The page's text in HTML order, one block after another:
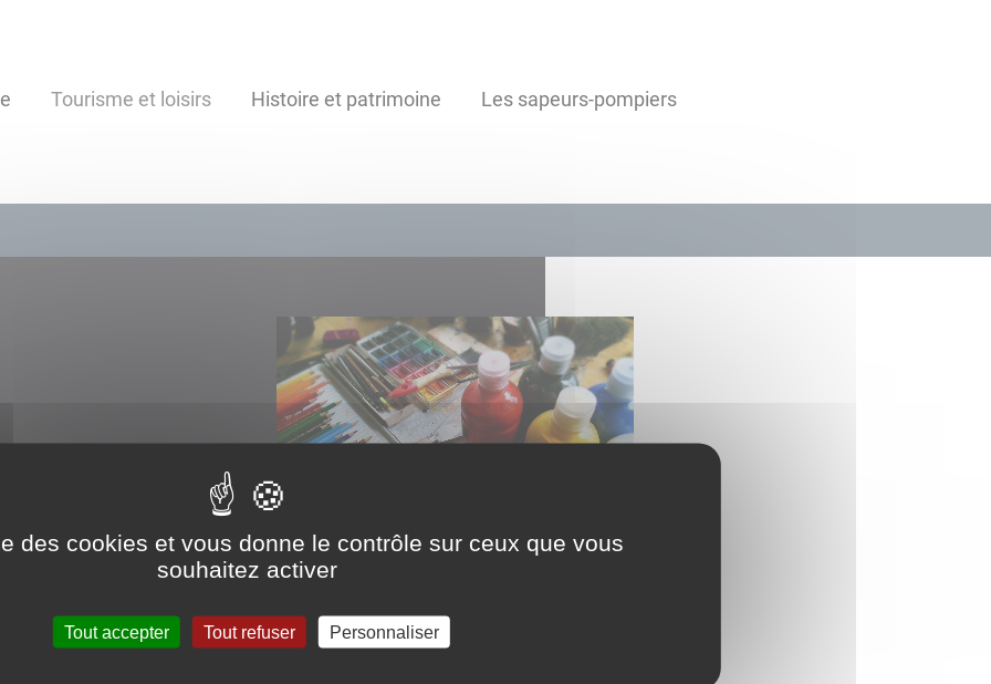
Tourisme et loisirs Histoire et patrimoine Les sapeurs-pompiers
des cookies et vous donne le contrôle sur ceux que vous
souhaitez activer
Tout accepter Tout refuser Personnaliser